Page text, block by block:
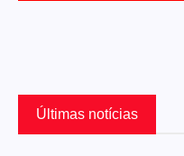
Últimas notícias